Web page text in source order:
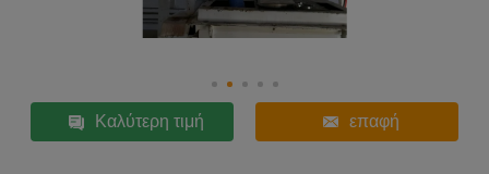
Καλύτερη τιμή επαφή